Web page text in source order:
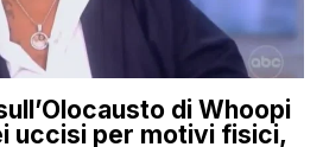
di Whoopi
uccisi per motivi fisici,